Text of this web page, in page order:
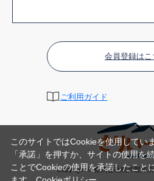
会員登録はこ
ご利用ガイド
Copyright © 株式会社桐井製作所
このサイトではCookieを使用してい
「承諾」を押すか、サイトの使用を
ことでCookieの使用を承諾したこと